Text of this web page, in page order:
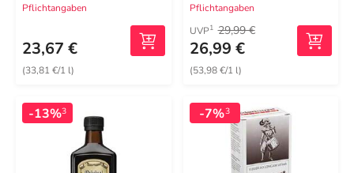
Pflichtangaben
23,67 €
(33,81 €/1 l)
Pflichtangaben
UVP1 29,99 €
26,99 €
(53,98 €/1 l)
-13%3 -7%3